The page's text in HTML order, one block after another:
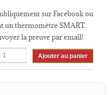
sur Facebook ou
un thermomètre SMART.
la preuve par email!
Ajouter au panier